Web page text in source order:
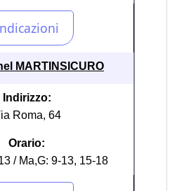
MARTINSICURO
Indirizzo:
Roma, 64
Orario:
/ Ma,G: 9-13, 15-18